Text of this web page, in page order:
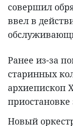
совершил
ввел в
Ранее из-за
старинных
архиепископ
приостановке
Новый